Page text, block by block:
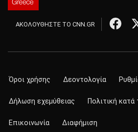
ΑΚΟΛΟΥΘΗΣΤΕ ΤΟ CNN.GR
Όροι χρήσης Δεοντολογία
Δήλωση εχεμύθειας Πολιτική
Επικοινωνία Διαφήμιση